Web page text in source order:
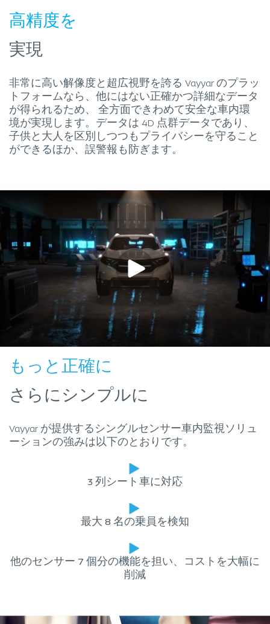
高精度を
実現
非常に高い解像度と超広視野を誇る Vayyar のプラッ
トフォームなら、他にはない正確かつ詳細なデータ
が得られるため、 全方面できわめて安全な車内環
境が実現します。データは 4D 点群データであり、
子供と大人を区別しつつもプライバシーを守ること
ができるほか、誤警報も防ぎます。
もっと正確に
さらにシンプルに
Vayyar が提供するシングルセンサー車内監視ソリュ
ーションの強みは以下のとおりです。
3 列シート車に対応
最大 8 名の乗員を検知
他のセンサー 7 個分の機能を担い、コストを大幅に
削減